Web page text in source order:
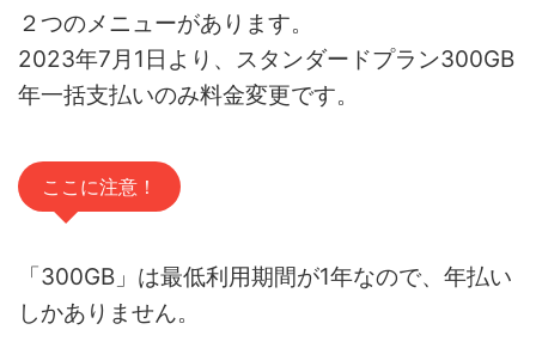
２つのメニューがあります。
2023年7月1日より、スタンダードプラン300GB
年一括支払いのみ料金変更です。
ここに注意！
「300GB」は最低利用期間が1年なので、年払い
しかありません。